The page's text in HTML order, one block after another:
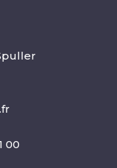
00